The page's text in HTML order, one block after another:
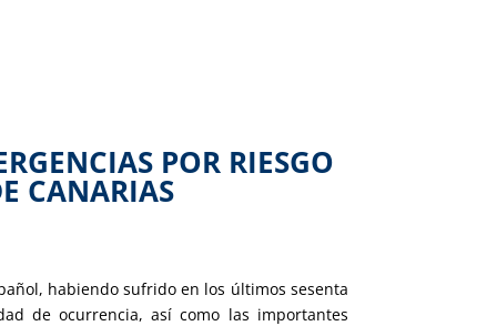
POR RIESGO
CANARIAS
habiendo sufrido en los últimos sesenta
de ocurrencia, así como las importantes